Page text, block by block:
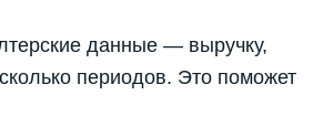
данные — выручку,
периодов. Это поможет